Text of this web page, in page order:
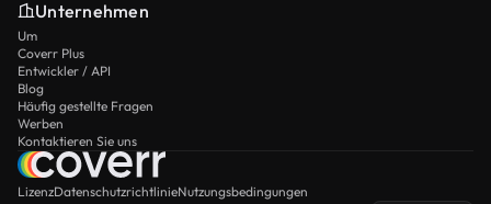
Unternehmen
Um
Coverr Plus
Entwickler / API
Blog
Häufig gestellte Fragen
Werben
Kontaktieren Sie uns
LizenzDatenschutzrichtlinieNutzungsbedingungen